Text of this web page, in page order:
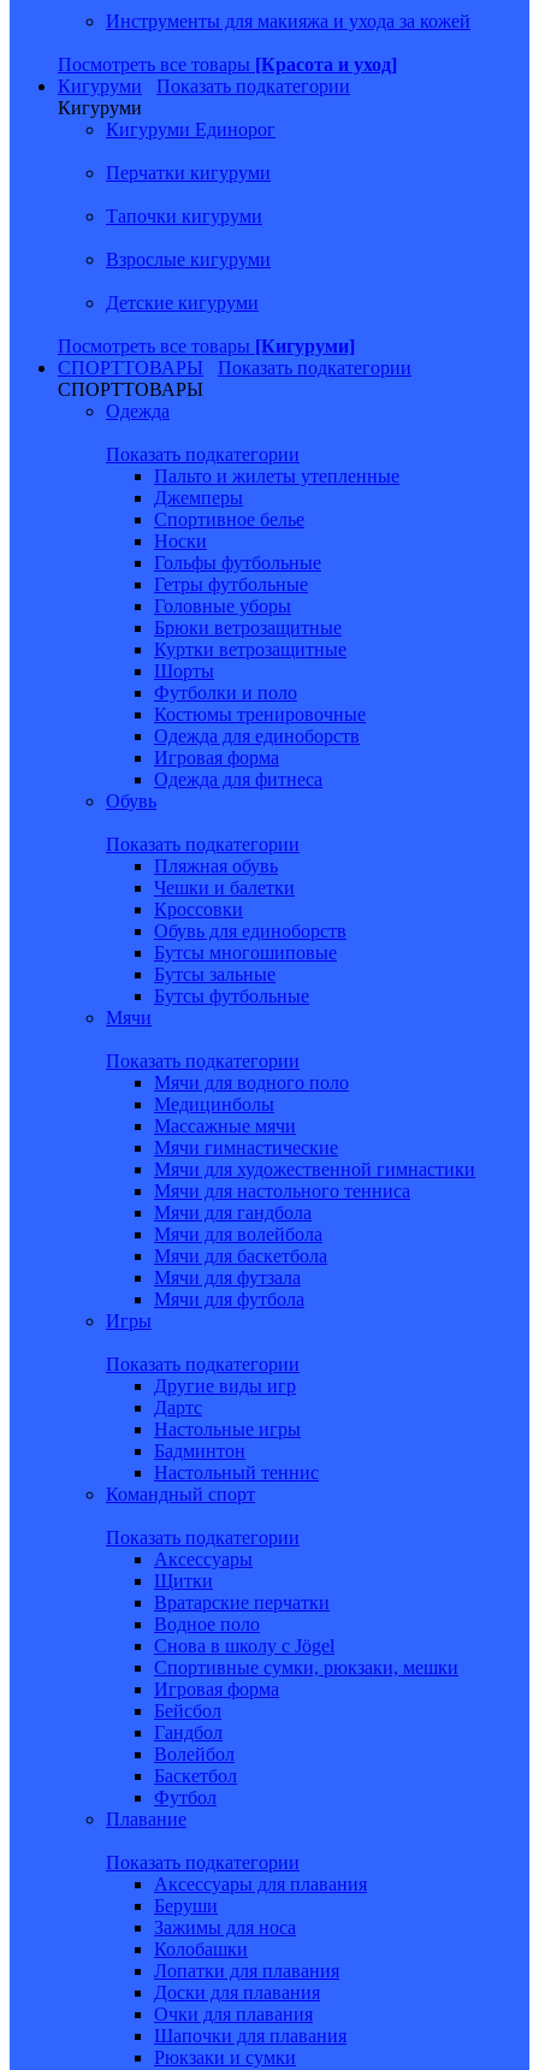
Инструменты для макияжа и ухода за кожей
Посмотреть все товары [Красота и уход]
Кигуруми
Показать подкатегории
Кигуруми
Кигуруми Единорог
Перчатки кигуруми
Тапочки кигуруми
Взрослые кигуруми
Детские кигуруми
Посмотреть все товары [Кигуруми]
СПОРТТОВАРЫ
Показать подкатегории
СПОРТТОВАРЫ
Одежда
Показать подкатегории
Пальто и жилеты утепленные
Джемперы
Спортивное белье
Носки
Гольфы футбольные
Гетры футбольные
Головные уборы
Брюки ветрозащитные
Куртки ветрозащитные
Шорты
Футболки и поло
Костюмы тренировочные
Одежда для единоборств
Игровая форма
Одежда для фитнеса
Обувь
Показать подкатегории
Пляжная обувь
Чешки и балетки
Кроссовки
Обувь для единоборств
Бутсы многошиповые
Бутсы зальные
Бутсы футбольные
Мячи
Показать подкатегории
Мячи для водного поло
Медицинболы
Массажные мячи
Мячи гимнастические
Мячи для художественной гимнастики
Мячи для настольного тенниса
Мячи для гандбола
Мячи для волейбола
Мячи для баскетбола
Мячи для футзала
Мячи для футбола
Игры
Показать подкатегории
Другие виды игр
Дартс
Настольные игры
Бадминтон
Настольный теннис
Командный спорт
Показать подкатегории
Аксессуары
Щитки
Вратарские перчатки
Водное поло
Снова в школу c Jögel
Спортивные сумки, рюкзаки, мешки
Игровая форма
Бейсбол
Гандбол
Волейбол
Баскетбол
Футбол
Плавание
Показать подкатегории
Аксессуары для плавания
Беруши
Зажимы для носа
Колобашки
Лопатки для плавания
Доски для плавания
Очки для плавания
Шапочки для плавания
Рюкзаки и сумки